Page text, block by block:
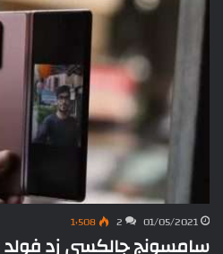
01/05/2021
2 1٬508